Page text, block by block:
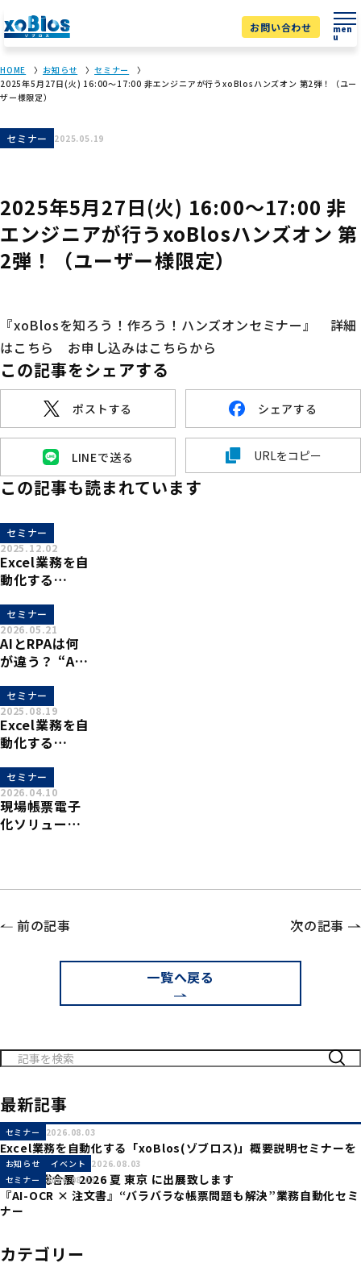
お問い合わせ men
u
HOME お知らせ
セミナー
2025年5月27日(火) 16:00～17:00 非エンジニアが行うxoBlosハンズオン 第2弾！（ユー
ザー様限定）
セミナー 2025.05.19
2025年5月27日(火) 16:00～17:00 非
エンジニアが行うxoBlosハンズオン 第
2弾！（ユーザー様限定）
『xoBlosを知ろう！作ろう！ハンズオンセミナー』 詳細
はこちら お申し込みはこちらから
この記事をシェアする
ポストする シェアする
LINEで送る URLをコピー
この記事も読まれています
セミナー
2025.12.02
Excel業務を自
動化する
ロス)」概要説
明セミナーを
開催致しま
す。
セミナー
2026.05.21
AIとRPAは何
が違う？ “AI
xoBlos活用術
セミナー”
セミナー
2025.08.19
Excel業務を自
動化する
ロス)」概要説
明セミナーを
開催致しま
す。
セミナー
2026.04.10
現場帳票電子
化ソリュー
ツール
携セミナーを
前の記事
一覧へ戻る
次の記事
検
最新記事
セミナー 2026.08.03
Excel業務を自動化する「xoBlos(ゾブロス)」概要説明セミナーを
開催致します。
お知らせ イベント 2026.08.03
産業DX総合展 2026 夏 東京 に出展致します
セミナー 2026.08.03
『AI-OCR × 注文書』“バラバラな帳票問題も解決”業務自動化セミ
ナー
カテゴリー